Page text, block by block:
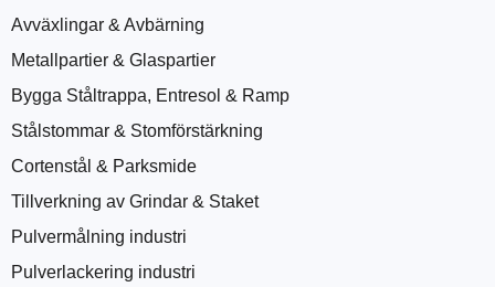
Avväxlingar & Avbärning
Metallpartier & Glaspartier
Bygga Ståltrappa, Entresol & Ramp
Stålstommar & Stomförstärkning
Cortenstål & Parksmide
Tillverkning av Grindar & Staket
Pulvermålning industri
Pulverlackering industri